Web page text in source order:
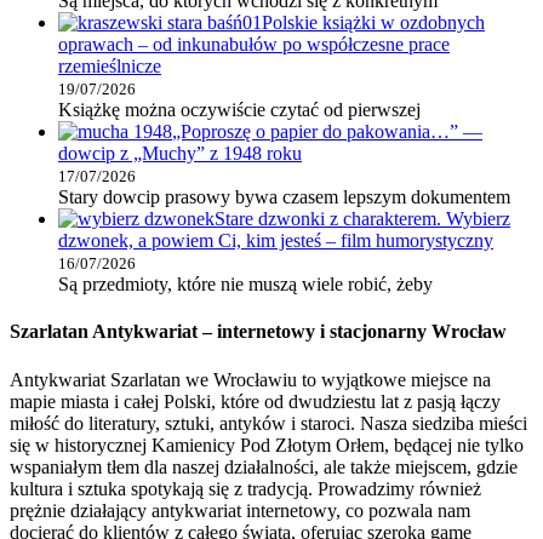
Polskie książki w ozdobnych
oprawach – od inkunabułów po współczesne prace
rzemieślnicze
19/07/2026
Książkę można oczywiście czytać od pierwszej
„Poproszę o papier do pakowania…” —
dowcip z „Muchy” z 1948 roku
17/07/2026
Stary dowcip prasowy bywa czasem lepszym dokumentem
Stare dzwonki z charakterem. Wybierz
dzwonek, a powiem Ci, kim jesteś – film humorystyczny
16/07/2026
Są przedmioty, które nie muszą wiele robić, żeby
Szarlatan Antykwariat – internetowy i stacjonarny Wrocław
Antykwariat Szarlatan we Wrocławiu to wyjątkowe miejsce na
mapie miasta i całej Polski, które od dwudziestu lat z pasją łączy
miłość do literatury, sztuki, antyków i staroci. Nasza siedziba mieści
się w historycznej Kamienicy Pod Złotym Orłem, będącej nie tylko
wspaniałym tłem dla naszej działalności, ale także miejscem, gdzie
kultura i sztuka spotykają się z tradycją. Prowadzimy również
prężnie działający antykwariat internetowy, co pozwala nam
docierać do klientów z całego świata, oferując szeroką gamę